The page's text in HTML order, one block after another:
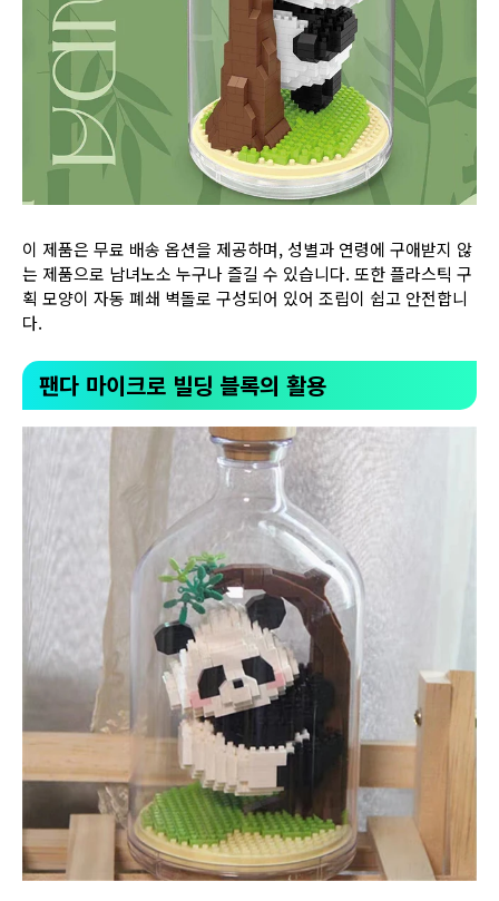
이 제품은 무료 배송 옵션을 제공하며, 성별과 연령에 구애받지 않
는 제품으로 남녀노소 누구나 즐길 수 있습니다. 또한 플라스틱 구
획 모양이 자동 폐쇄 벽돌로 구성되어 있어 조립이 쉽고 안전합니
다.
팬다 마이크로 빌딩 블록의 활용